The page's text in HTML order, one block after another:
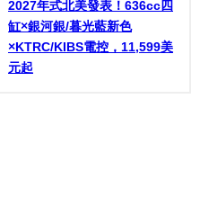
2027年式北美發表！636cc四
缸×銀河銀/暮光藍新色
×KTRC/KIBS電控，11,599美
元起